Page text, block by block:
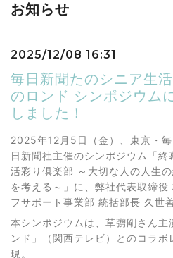
お知らせ
2025/12/08 16:31
毎日新聞たのシニア生
のロンド シンポジウム
しました！
2025年12月5日（金）、東京・
日新聞社主催のシンポジウム「
活彩り倶楽部 ～大切な人の人生
を考える～」に、弊社代表取締
フサポート事業部 統括部長 久世
本シンポジウムは、草彅剛さん主
ンド」（関西テレビ）とのコラ
現。